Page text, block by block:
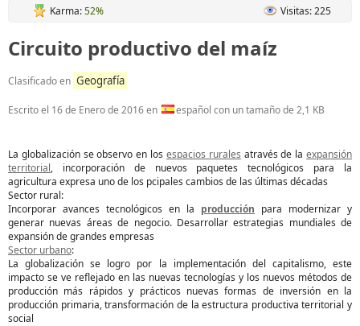
Karma:52% Visitas: 225
Circuito productivo del maíz
Clasificado en Geografía
Escrito el 16 de Enero de 2016en español con un tamaño de 2,1 KB
La globalización se observo en los espacios rurales através de laexpansión
territorial, incorporación de nuevos paquetes tecnológicos para la
agricultura expresa uno de los pcipales cambios de las últimas décadas
Sector rural:
Incorporar avances tecnológicos en la producción para modernizar y
generar nuevas áreas de negocio. Desarrollar estrategias mundiales de
expansión de grandes empresas
Sector urbano:
La globalización se logro por la implementación del capitalismo, este
impacto se ve reflejado en las nuevas tecnologías y los nuevos métodos de
producción más rápidos y prácticos nuevas formas de inversión en la
producción primaria, transformación de la estructura productiva territorial y
social